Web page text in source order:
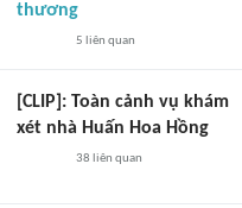
thương
5 liên quan
[CLIP]: Toàn cảnh vụ khám
xét nhà Huấn Hoa Hồng
38 liên quan